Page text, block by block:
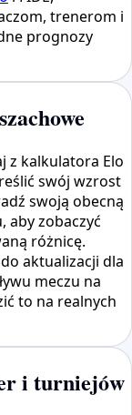
trenerom i
prognozy
z kalkulatora Elo
swój wzrost
swoją obecną
aby zobaczyć
różnicę.
aktualizacji dla
meczu na
to na realnych
i turniejów